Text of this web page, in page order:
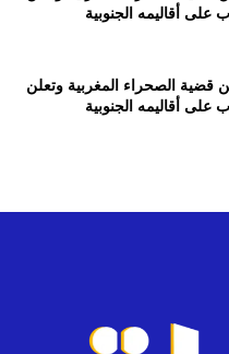
على أقاليمه الجنوبية
قضية الصحراء المغربية وتعلن
على أقاليمه الجنوبية